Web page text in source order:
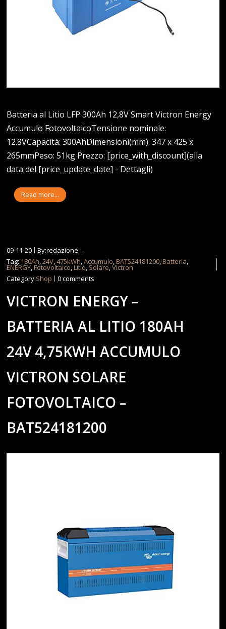
Batteria al Litio LFP 300Ah 12,8V Smart Victron Energy
Accumulo FotovoltaicoTensione nominale:
12.8VCapacità: 300AhDimensioni(mm): 347 x 425 x
265mmPeso: 51kg Prezzo: [price_with_discount](alla
data del [price_update_date] - Dettagli)
Read more...
09-11-20
By:redazione
Tag: 180Ah,24V,475kWh,Accumulo,BAT524181200,Batteria,
ENERGY,Fotovoltaico,Litio, Solare,Victron
Category:Shop 0 comments
VICTRON ENERGY –
BATTERIA AL LITIO 180AH
24V 4,75KWH ACCUMULO
VICTRON SOLARE
FOTOVOLTAICO –
BAT524181200